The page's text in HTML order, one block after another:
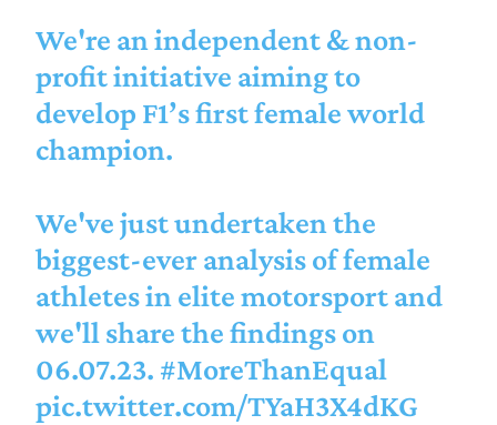
We're an independent & non-
profit initiative aiming to
develop F1’s first female world
champion.
We've just undertaken the
biggest-ever analysis of female
athletes in elite motorsport and
we'll share the findings on
06.07.23. #MoreThanEqual
pic.twitter.com/TYaH3X4dKG